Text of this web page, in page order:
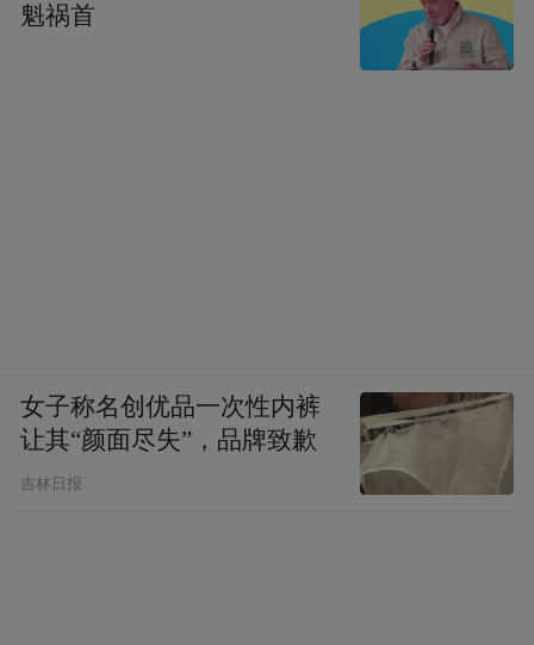
魁祸首
女子称名创优品一次性内裤
让其“颜面尽失”，品牌致歉
吉林日报